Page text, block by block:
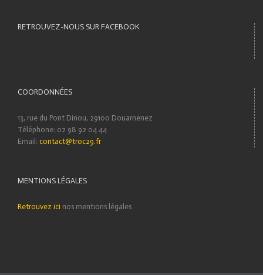
RETROUVEZ-NOUS SUR FACEBOOK
COORDONNÉES
13, rue du Pont Dinou, 29100 Douarnenez
Téléphone: 02 98 92 04 44
Email: contact@troc29.fr
MENTIONS LÉGALES
Retrouvez ici nos mentions légales